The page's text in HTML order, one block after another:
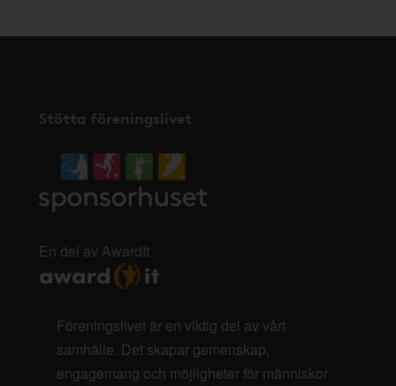
Stötta föreningslivet
En del av AwardIt
Föreningslivet är en viktig del av vårt
samhälle. Det skapar gemenskap,
engagemang och möjligheter för människor